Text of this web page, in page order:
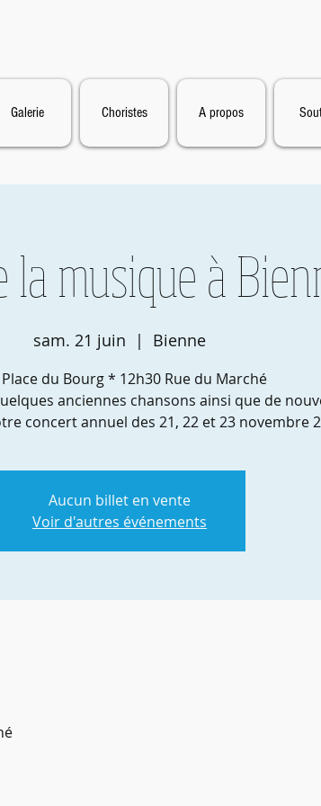
Galerie Choristes A propos
la musique à
sam. 21 juin
  |
Bienne
du Bourg * 12h30 Rue du Marché
anciennes chansons ainsi que de
concert annuel des 21, 22 et 23 novembre
Aucun billet en vente
Voir d'autres événements